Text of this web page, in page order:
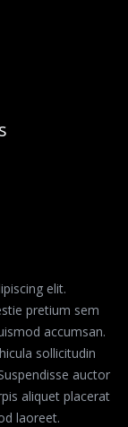
elit.
pretium sem
accumsan.
sollicitudin
auctor
aliquet placerat
laoreet.